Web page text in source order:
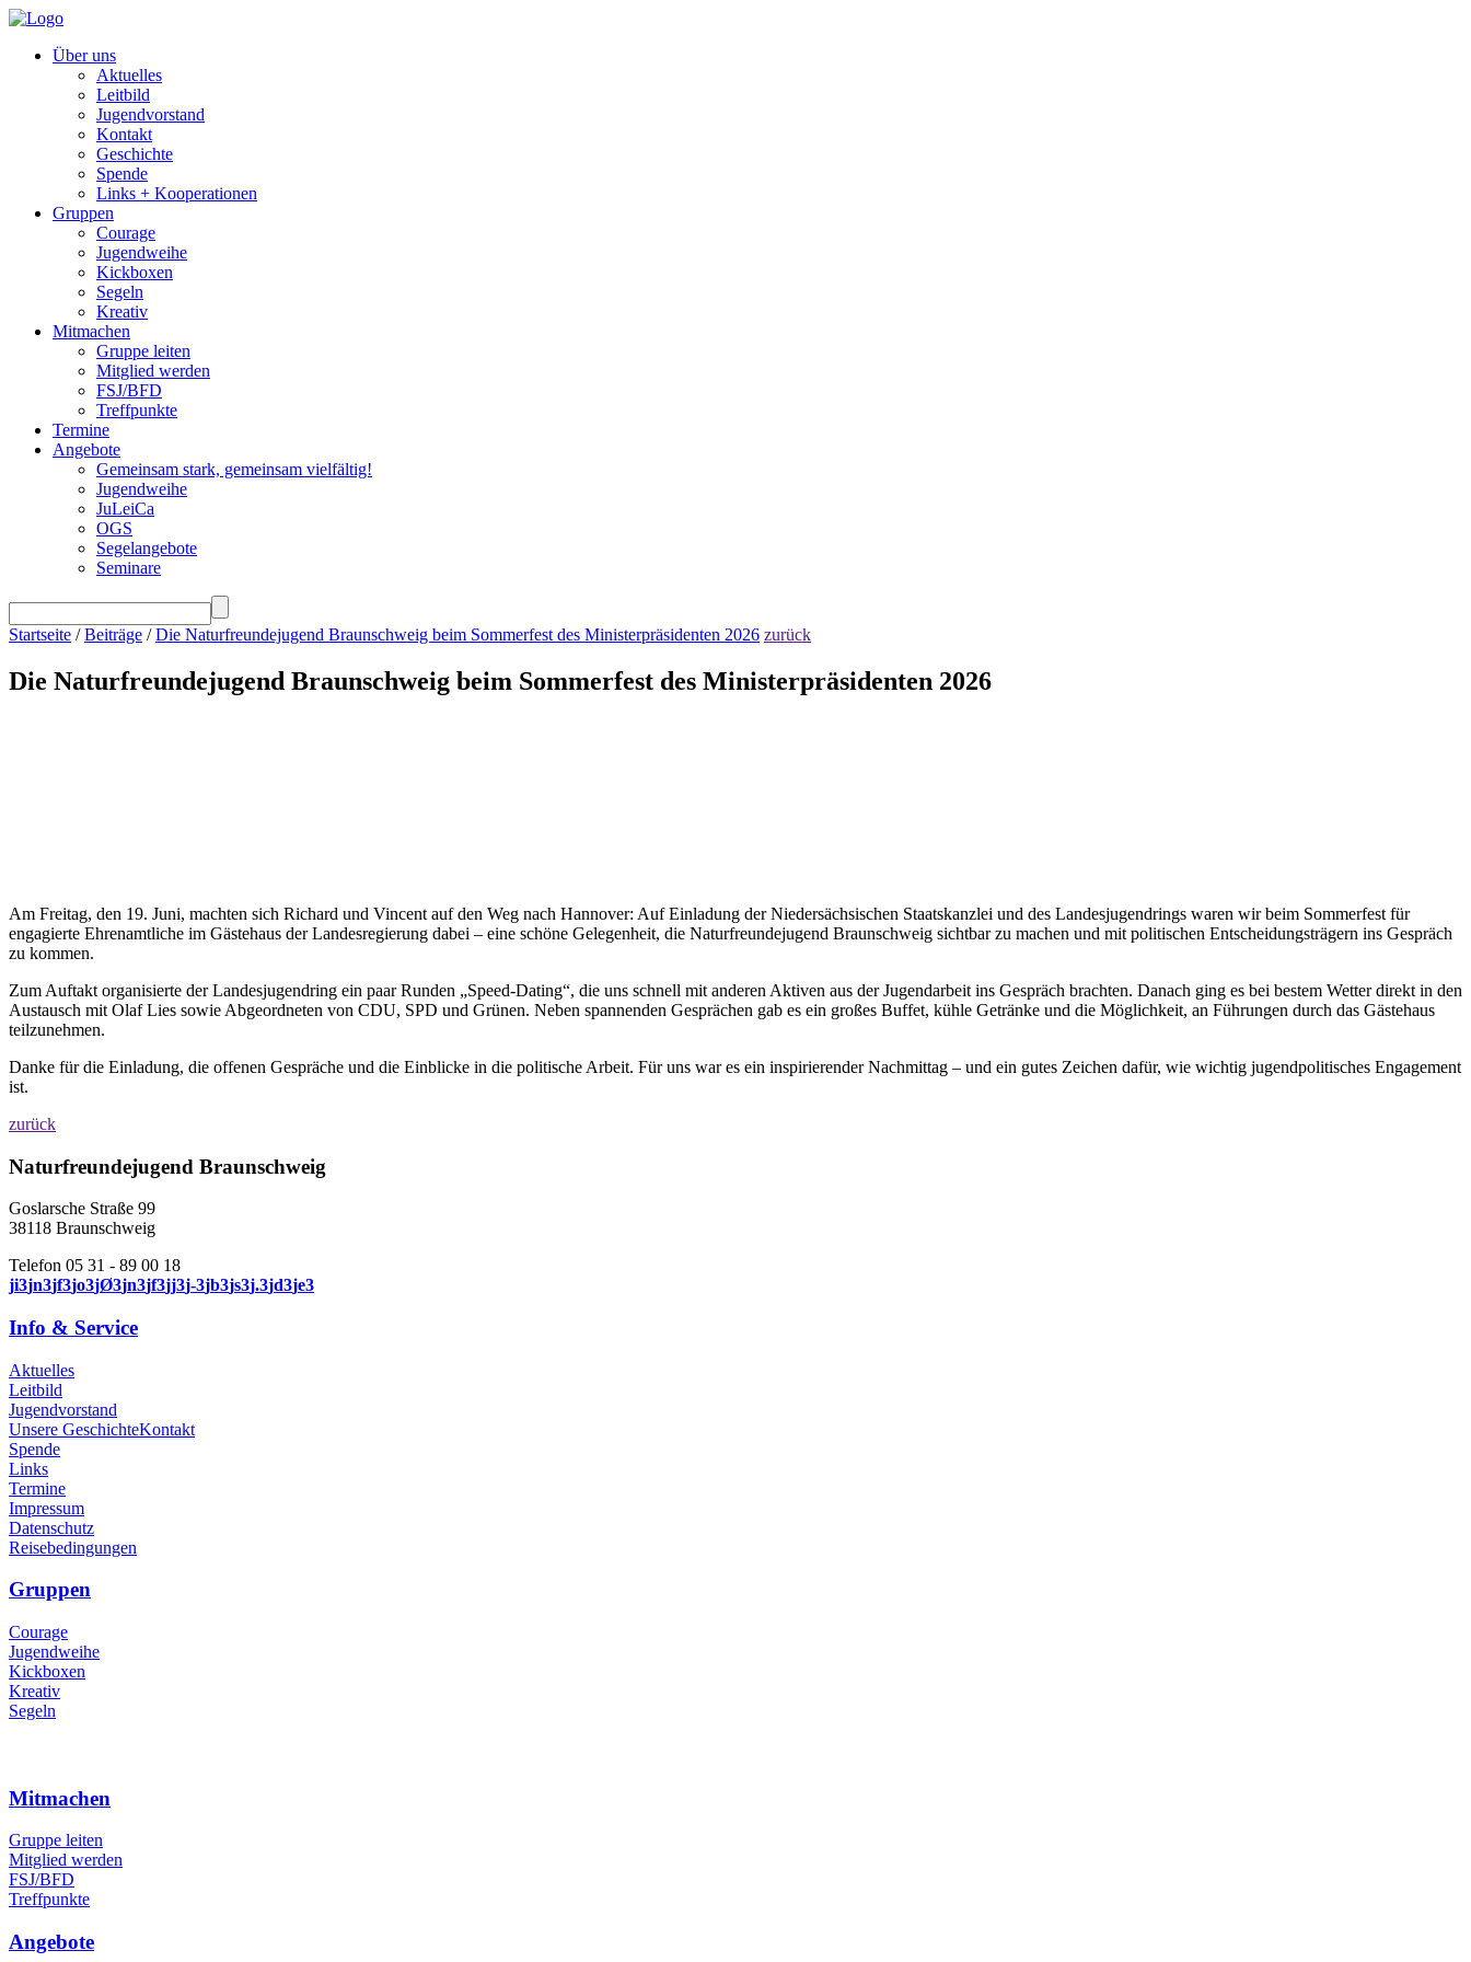
Über uns
Aktuelles
Leitbild
Jugendvorstand
Kontakt
Geschichte
Spende
Links + Kooperationen
Gruppen
Courage
Jugendweihe
Kickboxen
Segeln
Kreativ
Mitmachen
Gruppe leiten
Mitglied werden
FSJ/BFD
Treffpunkte
Termine
Angebote
Gemeinsam stark, gemeinsam vielfältig!
Jugendweihe
JuLeiCa
OGS
Segelangebote
Seminare
Startseite /Beiträge /Die Naturfreundejugend Braunschweig beim Sommerfest des Ministerpräsidenten 2026 zurück
Die Naturfreundejugend Braunschweig beim Sommerfest des Ministerpräsidenten 2026
Am Freitag, den 19. Juni, machten sich Richard und Vincent auf den Weg nach Hannover: Auf Einladung der Niedersächsischen Staatskanzlei und des Landesjugendrings waren wir beim Sommerfest für
engagierte Ehrenamtliche im Gästehaus der Landesregierung dabei – eine schöne Gelegenheit, die Naturfreundejugend Braunschweig sichtbar zu machen und mit politischen Entscheidungsträgern ins Gespräch
zu kommen.
Zum Auftakt organisierte der Landesjugendring ein paar Runden „Speed-Dating“, die uns schnell mit anderen Aktiven aus der Jugendarbeit ins Gespräch brachten. Danach ging es bei bestem Wetter direkt in den
Austausch mit Olaf Lies sowie Abgeordneten von CDU, SPD und Grünen. Neben spannenden Gesprächen gab es ein großes Buffet, kühle Getränke und die Möglichkeit, an Führungen durch das Gästehaus
teilzunehmen.
Danke für die Einladung, die offenen Gespräche und die Einblicke in die politische Arbeit. Für uns war es ein inspirierender Nachmittag – und ein gutes Zeichen dafür, wie wichtig jugendpolitisches Engagement
ist.
zurück
Naturfreundejugend Braunschweig
Goslarsche Straße 99
38118 Braunschweig
Telefon 05 31 - 89 00 18
ji3jn3jf3jo3jØ3jn3jf3jj3j-3jb3js3j.3jd3je3
Info & Service
Aktuelles
Leitbild
Jugendvorstand
Unsere GeschichteKontakt
Spende
Links
Termine
Impressum
Datenschutz
Reisebedingungen
Gruppen
Courage
Jugendweihe
Kickboxen
Kreativ
Segeln
Mitmachen
Gruppe leiten
Mitglied werden
FSJ/BFD
Treffpunkte
Angebote